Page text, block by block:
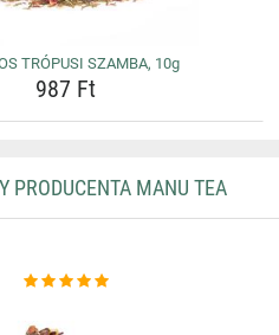
TRÓPUSI SZAMBA, 10g
987 Ft
PRODUCENTA MANU TEA